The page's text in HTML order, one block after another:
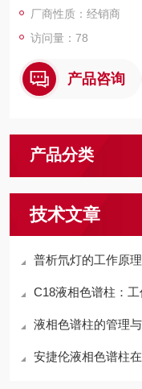
测定。
厂商性质：经销商
访问量：78
产品咨询
产品分类
技术文章
普析氘灯的工作原
C18液相色谱柱：
液相色谱柱的管理
安捷伦液相色谱柱